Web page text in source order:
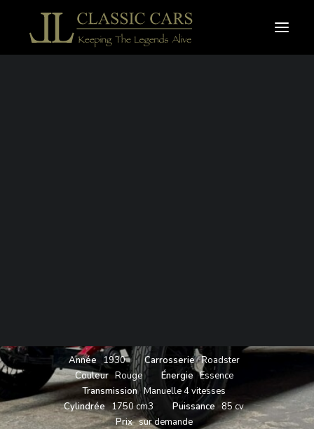
À vendre
Année 1930 Carrosserie Roadster
Couleur Rouge Énergie Essence
Transmission Manuelle 4 vitesses
Cylindrée 1750 cm3 Puissance 85 cv
Prix sur demande